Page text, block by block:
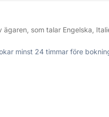
som talar Engelska,
minst 24 timmar före